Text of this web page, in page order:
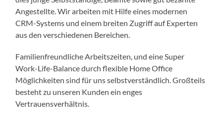
Angestellte. Wir arbeiten mit Hilfe eines modernen
CRM-Systems und einem breiten Zugriff auf Experten
aus den verschiedenen Bereichen.
Familienfreundliche Arbeitszeiten, und eine Super
Work-Life-Balance durch flexible Home Office
Möglichkeiten sind für uns selbstverständlich. Großteils
besteht zu unseren Kunden ein enges
Vertrauensverhältnis.